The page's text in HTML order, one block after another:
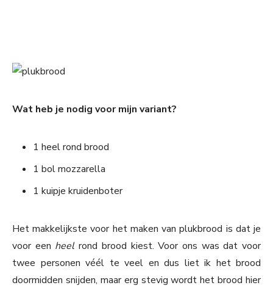
Wat heb je nodig voor mijn variant?
1 heel rond brood
1 bol mozzarella
1 kuipje kruidenboter
Het makkelijkste voor het maken van plukbrood is dat je
voor een heelrond brood kiest. Voor ons was dat voor
twee personen véél te veel en dus liet ik het brood
doormidden snijden, maar erg stevig wordt het brood hier